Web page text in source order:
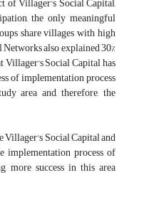
the only meaningful
share villages with high
also explained 30%
Social Capital has
of implementation process
area and, therefore, the
Villager's Social Capital and
process of
more success in this area